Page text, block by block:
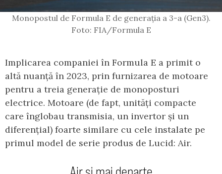
Monopostul de Formula E de generația a 3-a (Gen3).
Foto: FIA/Formula E
Implicarea companiei în Formula E a primit o
altă nuanță în 2023, prin furnizarea de motoare
pentru a treia generație de monoposturi
electrice. Motoare (de fapt, unități compacte
care înglobau transmisia, un invertor și un
diferențial) foarte similare cu cele instalate pe
primul model de serie produs de Lucid: Air.